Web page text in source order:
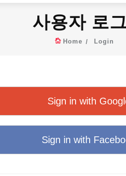
사용자 로
Home Login
Sign in with
Sign in with